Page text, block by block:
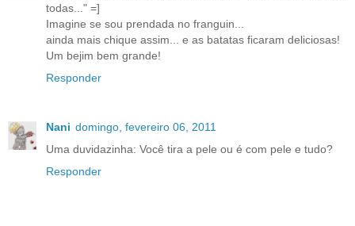
todas..." =]
Imagine se sou prendada no franguin...
ainda mais chique assim... e as batatas ficaram deliciosas!
Um bejim bem grande!
Responder
Nani domingo, fevereiro 06, 2011
Uma duvidazinha: Você tira a pele ou é com pele e tudo?
Responder